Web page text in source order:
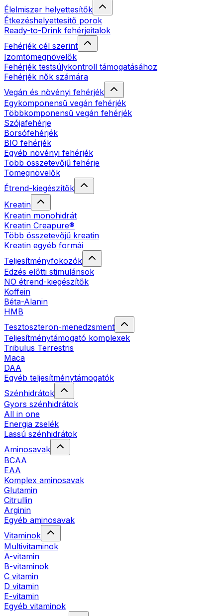
Élelmiszer helyettesítők
Étkezéshelyettesítő porok
Ready-to-Drink fehérjeitalok
Fehérjék cél szerint
Izomtömegnövelők
Fehérjék testsúlykontroll támogatásához
Fehérjék nők számára
Vegán és növényi fehérjék
Egykomponensű vegán fehérjék
Többkomponensű vegán fehérjék
Szójafehérje
Borsófehérjék
BIO fehérjék
Egyéb növényi fehérjék
Több összetevőjű fehérje
Tömegnövelők
Étrend-kiegészítők
Kreatin
Kreatin monohidrát
Kreatin Creapure®
Több összetevőjű kreatin
Kreatin egyéb formái
Teljesítményfokozók
Edzés előtti stimulánsok
NO étrend-kiegészítők
Koffein
Béta-Alanin
HMB
Tesztoszteron-menedzsment
Teljesítménytámogató komplexek
Tribulus Terrestris
Maca
DAA
Egyéb teljesítménytámogatók
Szénhidrátok
Gyors szénhidrátok
All in one
Energia zselék
Lassú szénhidrátok
Aminosavak
BCAA
EAA
Komplex aminosavak
Glutamin
Citrullin
Arginin
Egyéb aminosavak
Vitaminok
Multivitaminok
A-vitamin
B-vitaminok
C vitamin
D vitamin
E-vitamin
Egyéb vitaminok